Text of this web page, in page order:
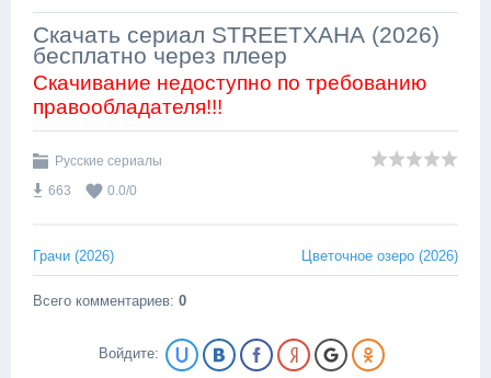
Скачать сериал STREETХАНА (2026)
бесплатно через плеер
Скачивание недоступно по требованию
правообладателя!!!
Русские сериалы
663
0.0/0
Грачи (2026) Цветочное озеро (2026)
Всего комментариев: 0
Войдите: